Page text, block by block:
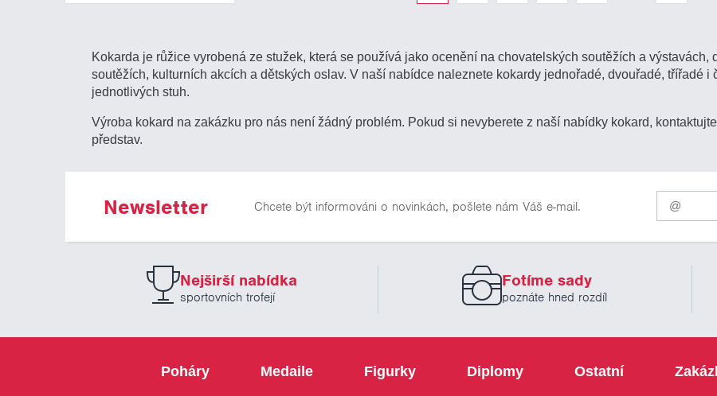
Kokarda je růžice vyrobená ze stužek, která se používá jako ocenění na chovatelských soutěžích a výstavách,
soutěžích, kulturních akcích a dětských oslav. V naší nabídce naleznete kokardy jednořadé, dvouřadé, třířadé i
jednotlivých stuh.
Výroba kokard na zakázku pro nás není žádný problém. Pokud si nevyberete z naší nabídky kokard,
představ.
Newsletter Chcete být informováni o novinkách, pošlete nám Váš e-mail.
Pro
odběr
našich
novinek
Nejširší nabídka
sportovních trofejí
Fotíme sady
poznáte hned rozdíl
Poháry Medaile Figurky Diplomy Ostatní